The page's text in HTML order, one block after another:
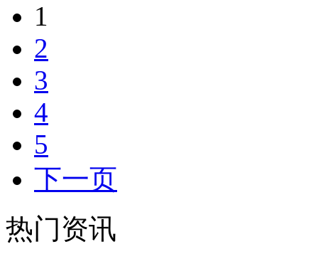
1
2
3
4
5
下一页
热门资讯